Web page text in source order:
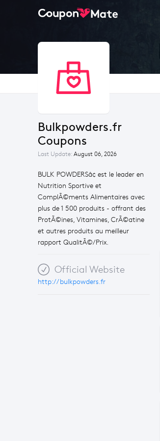
Bulkpowders.fr
Coupons
Last Update: August 06, 2026
BULK POWDERSâ¢ est le leader en
Nutrition Sportive et
ComplÃ©ments Alimentaires avec
plus de 1 500 produits - offrant des
ProtÃ©ines, Vitamines, CrÃ©atine
et autres produits au meilleur
rapport QualitÃ©/Prix.
Official Website
http://bulkpowders.fr